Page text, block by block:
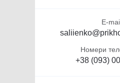
E-
Номери
+38 (093)